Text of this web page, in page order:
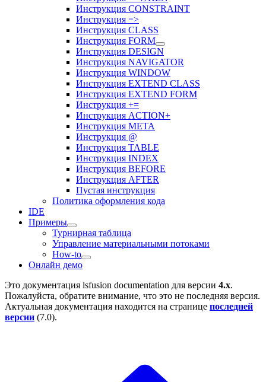
Инструкция CONSTRAINT
Инструкция =>
Инструкция CLASS
Инструкция FORM
Инструкция DESIGN
Инструкция NAVIGATOR
Инструкция WINDOW
Инструкция EXTEND CLASS
Инструкция EXTEND FORM
Инструкция +=
Инструкция ACTION+
Инструкция META
Инструкция @
Инструкция TABLE
Инструкция INDEX
Инструкция BEFORE
Инструкция AFTER
Пустая инструкция
Политика оформления кода
IDE
Примеры
Турнирная таблица
Управление материальными потоками
How-to
Онлайн демо
Это документация lsfusion documentation для версии 4.x.
Пожалуйста, обратите внимание, что это не последняя версия.
Актуальная документация находится на странице последней
версии (7.0).